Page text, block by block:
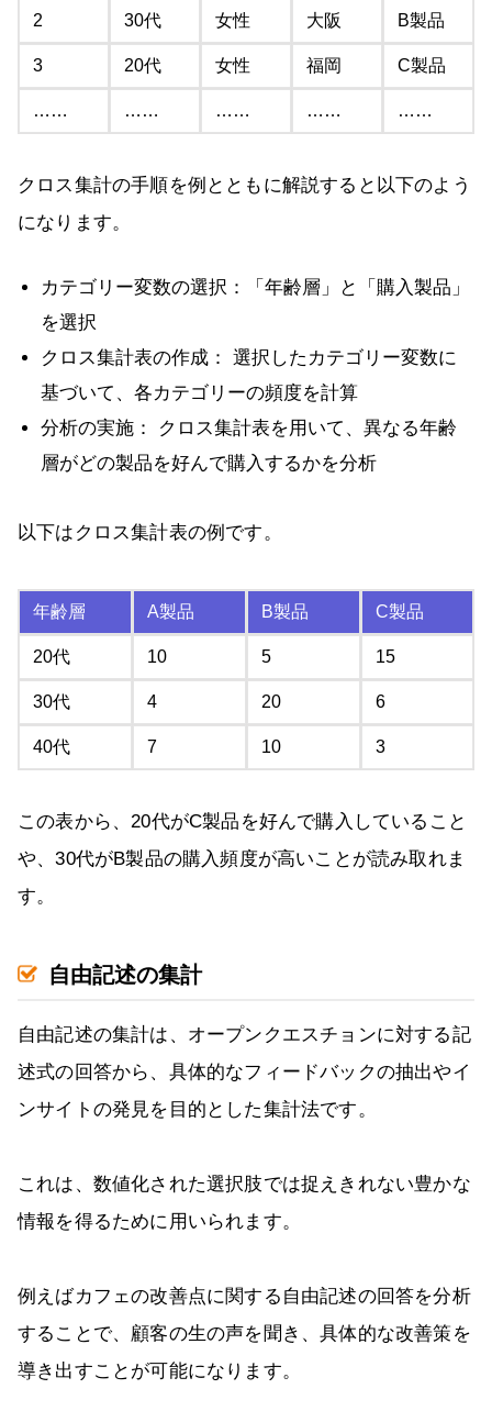
2 30代 女性 大阪 B製品
3 20代 女性 福岡 C製品
…… …… …… …… ……
クロス集計の手順を例とともに解説すると以下のよう
になります。
カテゴリー変数の選択：「年齢層」と「購入製品」
を選択
クロス集計表の作成： 選択したカテゴリー変数に
基づいて、各カテゴリーの頻度を計算
分析の実施： クロス集計表を用いて、異なる年齢
層がどの製品を好んで購入するかを分析
以下はクロス集計表の例です。
年齢層 A製品 B製品 C製品
20代 10 5 15
30代 4 20 6
40代 7 10 3
この表から、20代がC製品を好んで購入していること
や、30代がB製品の購入頻度が高いことが読み取れま
す。
自由記述の集計
自由記述の集計は、オープンクエスチョンに対する記
述式の回答から、具体的なフィードバックの抽出やイ
ンサイトの発見を目的とした集計法です。
これは、数値化された選択肢では捉えきれない豊かな
情報を得るために用いられます。
例えばカフェの改善点に関する自由記述の回答を分析
することで、顧客の生の声を聞き、具体的な改善策を
導き出すことが可能になります。